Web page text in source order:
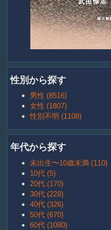
性別から探す
男性 (8516)
女性 (1807)
性別不明 (1108)
年代から探す
未出生〜10歳未満 (110)
10代 (5)
20代 (170)
30代 (228)
40代 (326)
50代 (670)
60代 (1080)